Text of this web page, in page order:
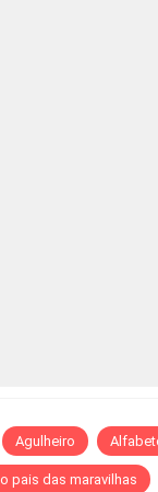
Agulheiro
pais das maravilhas